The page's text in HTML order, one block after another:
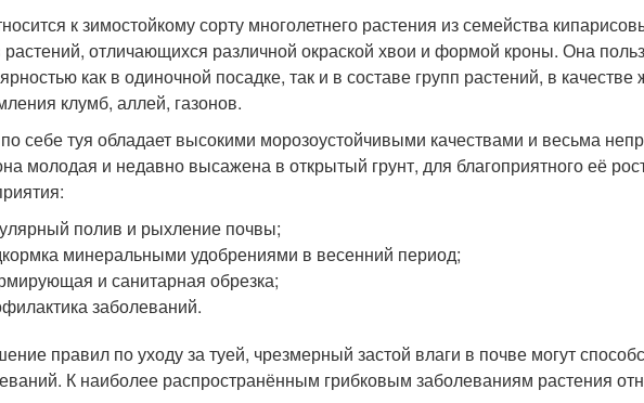
к зимостойкому сорту многолетнего растения из семейства
растений, отличающихся различной окраской хвои и формой кроны. Она
как в одиночной посадке, так и в составе групп растений, в
клумб, аллей, газонов.
себе туя обладает высокими морозоустойчивыми качествами и весьма
молодая и недавно высажена в открытый грунт, для благоприятного её
полив и рыхление почвы;
минеральными удобрениями в весенний период;
и санитарная обрезка;
заболеваний.
правил по уходу за туей, чрезмерный застой влаги в почве могут
К наиболее распространённым грибковым заболеваниям растения